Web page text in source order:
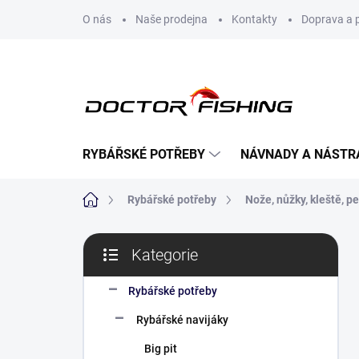
O nás Naše prodejna Kontakty Doprava a
RYBÁŘSKÉ POTŘEBY NÁVNADY A
Domů Rybářské potřeby Nože, nůžky, kleště,
P
s
kategorie
Kategorie
Rybářské potřeby
Rybářské navijáky
Big pit